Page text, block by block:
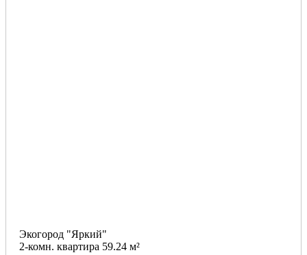
Экогород "Яркий"
2-комн. квартира 59.24 м²